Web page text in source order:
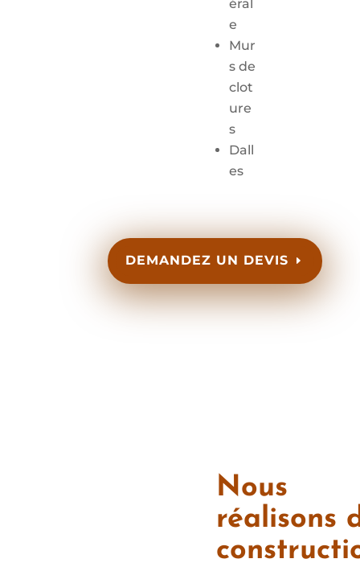
éral
e
Mur
s de
clot
ure
s
Dall
es
DEMANDEZ UN DEVIS
Nous
réalisons